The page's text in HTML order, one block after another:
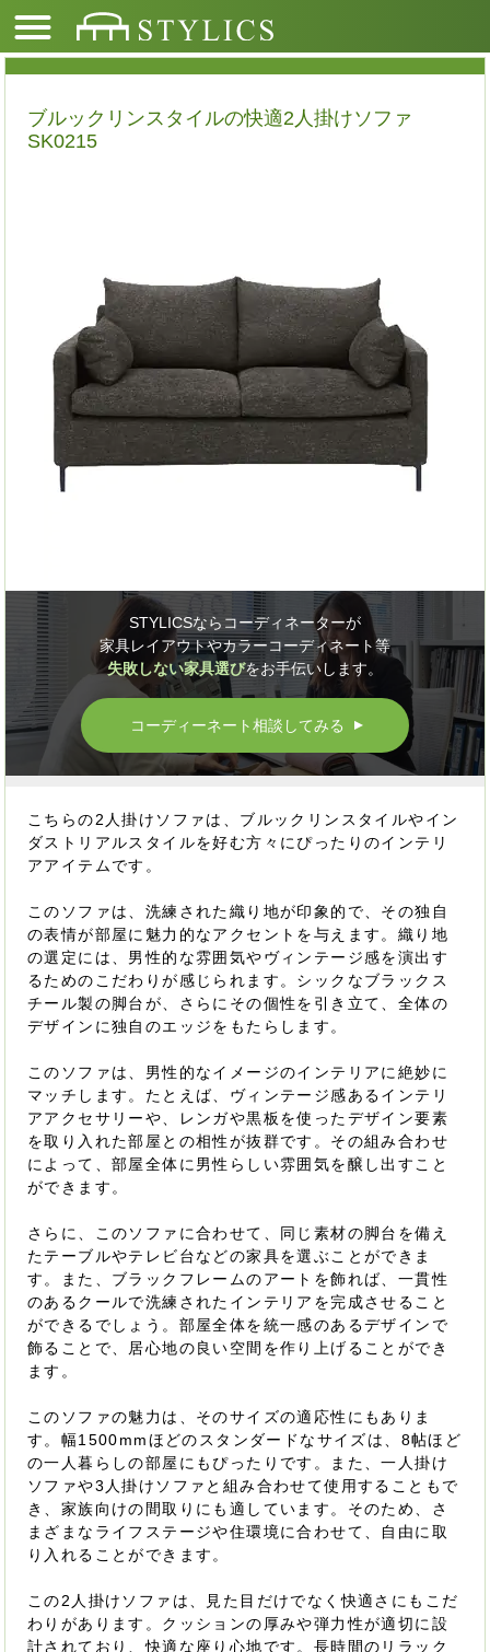
ブルックリンスタイルの快適2人掛けソファ
SK0215
STYLICSならコーディネーターが
家具レイアウトやカラーコーディネート等
失敗しない家具選びをお手伝いします。
コーディーネート相談してみる ▲
こちらの2人掛けソファは、ブルックリンスタイルやイン
ダストリアルスタイルを好む方々にぴったりのインテリ
アアイテムです。
このソファは、洗練された織り地が印象的で、その独自
の表情が部屋に魅力的なアクセントを与えます。織り地
の選定には、男性的な雰囲気やヴィンテージ感を演出す
るためのこだわりが感じられます。シックなブラックス
チール製の脚台が、さらにその個性を引き立て、全体の
デザインに独自のエッジをもたらします。
このソファは、男性的なイメージのインテリアに絶妙に
マッチします。たとえば、ヴィンテージ感あるインテリ
アアクセサリーや、レンガや黒板を使ったデザイン要素
を取り入れた部屋との相性が抜群です。その組み合わせ
によって、部屋全体に男性らしい雰囲気を醸し出すこと
ができます。
さらに、このソファに合わせて、同じ素材の脚台を備え
たテーブルやテレビ台などの家具を選ぶことができま
す。また、ブラックフレームのアートを飾れば、一貫性
のあるクールで洗練されたインテリアを完成させること
ができるでしょう。部屋全体を統一感のあるデザインで
飾ることで、居心地の良い空間を作り上げることができ
ます。
このソファの魅力は、そのサイズの適応性にもありま
す。幅1500mmほどのスタンダードなサイズは、8帖ほど
の一人暮らしの部屋にもぴったりです。また、一人掛け
ソファや3人掛けソファと組み合わせて使用することもで
き、家族向けの間取りにも適しています。そのため、さ
まざまなライフステージや住環境に合わせて、自由に取
り入れることができます。
この2人掛けソファは、見た目だけでなく快適さにもこだ
わりがあります。クッションの厚みや弾力性が適切に設
計されており、快適な座り心地です。長時間のリラック